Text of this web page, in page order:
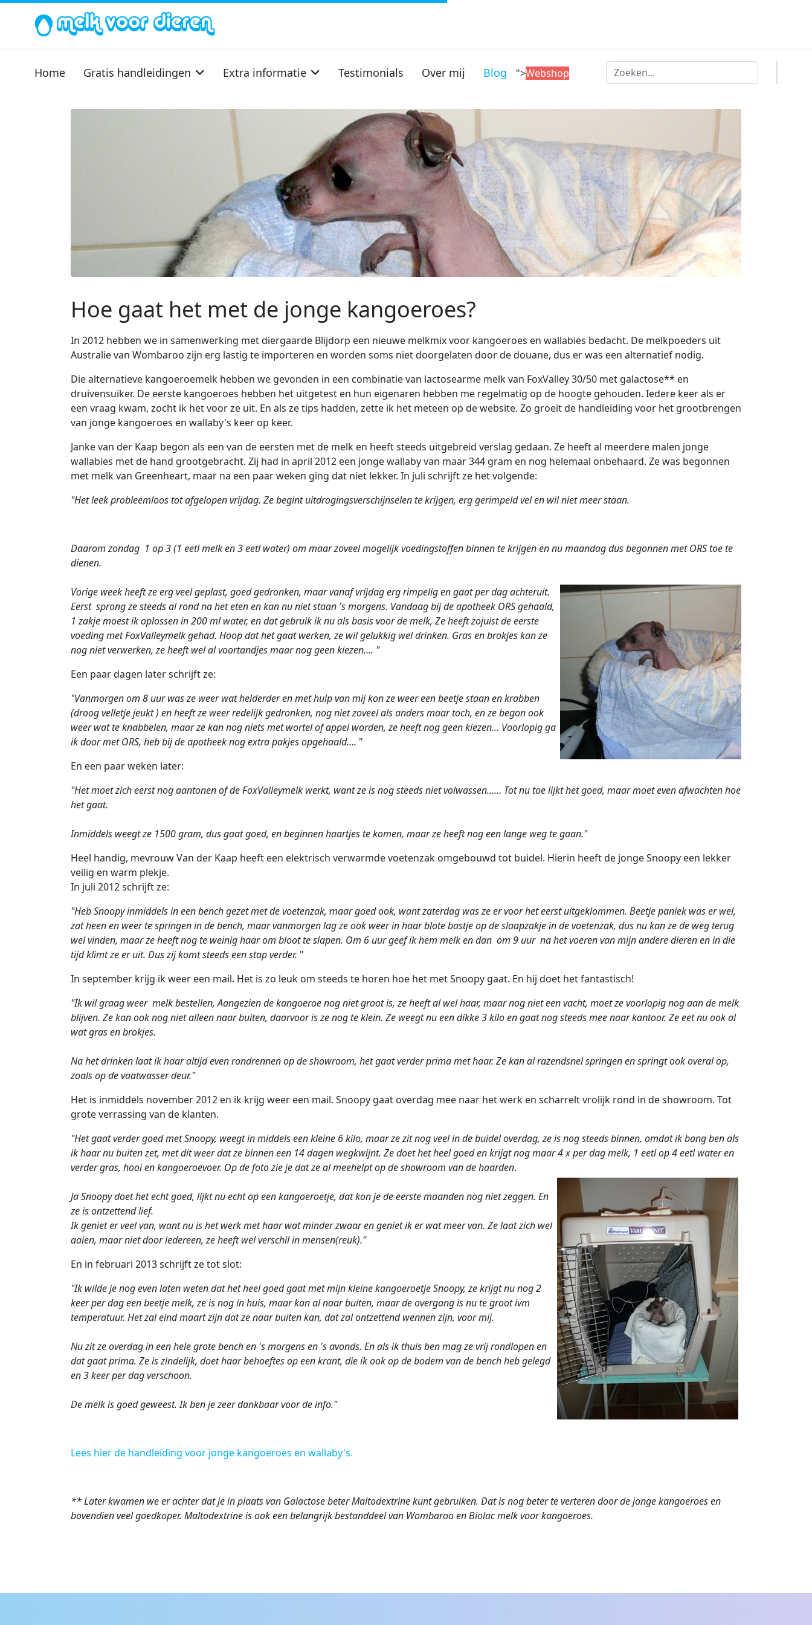
Home Gratis handleidingen Extra informatie Testimonials Over mij Blog ">Webshop Zoeken
Hoe gaat het met de jonge kangoeroes?
In 2012 hebben we in samenwerking met diergaarde Blijdorp een nieuwe melkmix voor kangoeroes en wallabies bedacht. De melkpoeders uit
Australie van Wombaroo zijn erg lastig te importeren en worden soms niet doorgelaten door de douane, dus er was een alternatief nodig.
Die alternatieve kangoeroemelk hebben we gevonden in een combinatie van lactosearme melk van FoxValley 30/50 met galactose** en
druivensuiker. De eerste kangoeroes hebben het uitgetest en hun eigenaren hebben me regelmatig op de hoogte gehouden. Iedere keer als er
een vraag kwam, zocht ik het voor ze uit. En als ze tips hadden, zette ik het meteen op de website. Zo groeit de handleiding voor het grootbrengen
van jonge kangoeroes en wallaby's keer op keer.
Janke van der Kaap begon als een van de eersten met de melk en heeft steeds uitgebreid verslag gedaan. Ze heeft al meerdere malen jonge
wallabies met de hand grootgebracht. Zij had in april 2012 een jonge wallaby van maar 344 gram en nog helemaal onbehaard. Ze was begonnen
met melk van Greenheart, maar na een paar weken ging dat niet lekker. In juli schrijft ze het volgende:
"Het leek probleemloos tot afgelopen vrijdag. Ze begint uitdrogingsverschijnselen te krijgen, erg gerimpeld vel en wil niet meer staan.
Daarom zondag 1 op 3 (1 eetl melk en 3 eetl water) om maar zoveel mogelijk voedingstoffen binnen te krijgen en nu maandag dus begonnen met ORS toe te
dienen.
Vorige week heeft ze erg veel geplast, goed gedronken, maar vanaf vrijdag erg rimpelig en gaat per dag achteruit.
Eerst sprong ze steeds al rond na het eten en kan nu niet staan 's morgens. Vandaag bij de apotheek ORS gehaald,
1 zakje moest ik oplossen in 200 ml water, en dat gebruik ik nu als basis voor de melk, Ze heeft zojuist de eerste
voeding met FoxValleymelk gehad. Hoop dat het gaat werken, ze wil gelukkig wel drinken. Gras en brokjes kan ze
nog niet verwerken, ze heeft wel al voortandjes maar nog geen kiezen…. "
Een paar dagen later schrijft ze:
"Vanmorgen om 8 uur was ze weer wat helderder en met hulp van mij kon ze weer een beetje staan en krabben
(droog velletje jeukt ) en heeft ze weer redelijk gedronken, nog niet zoveel als anders maar toch, en ze begon ook
weer wat te knabbelen, maar ze kan nog niets met wortel of appel worden, ze heeft nog geen kiezen… Voorlopig ga
ik door met ORS, heb bij de apotheek nog extra pakjes opgehaald…. "
En een paar weken later:
"Het moet zich eerst nog aantonen of de FoxValleymelk werkt, want ze is nog steeds niet volwassen…… Tot nu toe lijkt het goed, maar moet even afwachten hoe
het gaat.
Inmiddels weegt ze 1500 gram, dus gaat goed, en beginnen haartjes te komen, maar ze heeft nog een lange weg te gaan."
Heel handig, mevrouw Van der Kaap heeft een elektrisch verwarmde voetenzak omgebouwd tot buidel. Hierin heeft de jonge Snoopy een lekker
veilig en warm plekje.
In juli 2012 schrijft ze:
"Heb Snoopy inmiddels in een bench gezet met de voetenzak, maar goed ook, want zaterdag was ze er voor het eerst uitgeklommen. Beetje paniek was er wel,
zat heen en weer te springen in de bench, maar vanmorgen lag ze ook weer in haar blote bastje op de slaapzakje in de voetenzak, dus nu kan ze de weg terug
wel vinden, maar ze heeft nog te weinig haar om bloot te slapen. Om 6 uur geef ik hem melk en dan om 9 uur na het voeren van mijn andere dieren en in die
tijd klimt ze er uit. Dus zij komt steeds een stap verder. "
In september krijg ik weer een mail. Het is zo leuk om steeds te horen hoe het met Snoopy gaat. En hij doet het fantastisch!
"Ik wil graag weer melk bestellen, Aangezien de kangoeroe nog niet groot is, ze heeft al wel haar, maar nog niet een vacht, moet ze voorlopig nog aan de melk
blijven. Ze kan ook nog niet alleen naar buiten, daarvoor is ze nog te klein. Ze weegt nu een dikke 3 kilo en gaat nog steeds mee naar kantoor. Ze eet nu ook al
wat gras en brokjes.
Na het drinken laat ik haar altijd even rondrennen op de showroom, het gaat verder prima met haar. Ze kan al razendsnel springen en springt ook overal op,
zoals op de vaatwasser deur."
Het is inmiddels november 2012 en ik krijg weer een mail. Snoopy gaat overdag mee naar het werk en scharrelt vrolijk rond in de showroom. Tot
grote verrassing van de klanten.
"Het gaat verder goed met Snoopy, weegt in middels een kleine 6 kilo, maar ze zit nog veel in de buidel overdag, ze is nog steeds binnen, omdat ik bang ben als
ik haar nu buiten zet, met dit weer dat ze binnen een 14 dagen wegkwijnt. Ze doet het heel goed en krijgt nog maar 4 x per dag melk, 1 eetl op 4 eetl water en
verder gras, hooi en kangoeroevoer. Op de foto zie je dat ze al meehelpt op de showroom van de haarden.
Ja Snoopy doet het echt goed, lijkt nu echt op een kangoeroetje, dat kon je de eerste maanden nog niet zeggen. En
ze is ontzettend lief.
Ik geniet er veel van, want nu is het werk met haar wat minder zwaar en geniet ik er wat meer van. Ze laat zich wel
aaien, maar niet door iedereen, ze heeft wel verschil in mensen(reuk)."
En in februari 2013 schrijft ze tot slot:
"Ik wilde je nog even laten weten dat het heel goed gaat met mijn kleine kangoeroetje Snoopy, ze krijgt nu nog 2
keer per dag een beetje melk, ze is nog in huis, maar kan al naar buiten, maar de overgang is nu te groot ivm
temperatuur. Het zal eind maart zijn dat ze naar buiten kan, dat zal ontzettend wennen zijn, voor mij.
Nu zit ze overdag in een hele grote bench en 's morgens en 's avonds. En als ik thuis ben mag ze vrij rondlopen en
dat gaat prima. Ze is zindelijk, doet haar behoeftes op een krant, die ik ook op de bodem van de bench heb gelegd
en 3 keer per dag verschoon.
De melk is goed geweest. Ik ben je zeer dankbaar voor de info."
Lees hier de handleiding voor jonge kangoeroes en wallaby's.
** Later kwamen we er achter dat je in plaats van Galactose beter Maltodextrine kunt gebruiken. Dat is nog beter te verteren door de jonge kangoeroes en
bovendien veel goedkoper. Maltodextrine is ook een belangrijk bestanddeel van Wombaroo en Biolac melk voor kangoeroes.